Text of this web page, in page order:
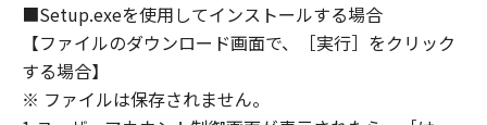
CONTAINED IN THE SOFTWARE WILL MEET
YOUR REQUIREMENTS OR THAT THE
OPERATION OF THE SOFTWARE WILL BE
UNINTERRUPTED OR ERROR FREE.
■Setup.exeを使用してインストールする場合
【ファイルのダウンロード画面で、［実行］をクリック
する場合】
※ ファイルは保存されません。